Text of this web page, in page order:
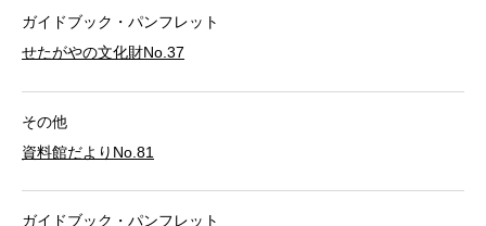
ガイドブック・パンフレット
せたがやの文化財No.37
その他
資料館だよりNo.81
ガイドブック・パンフレット